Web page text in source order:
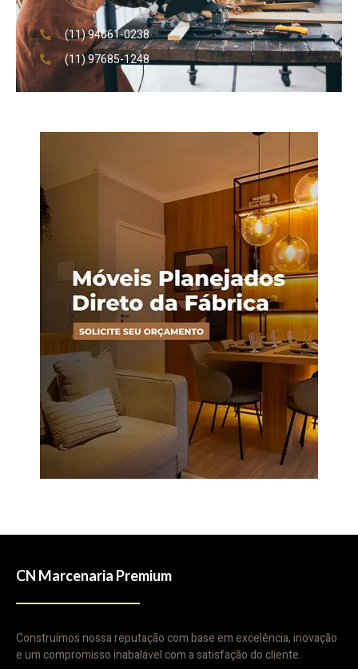
(11) 94661-0238
(11) 97685-1248
CN Marcenaria Premium
Construímos nossa reputação com base em excelência, inovação
e um compromisso inabalável com a satisfação do cliente.